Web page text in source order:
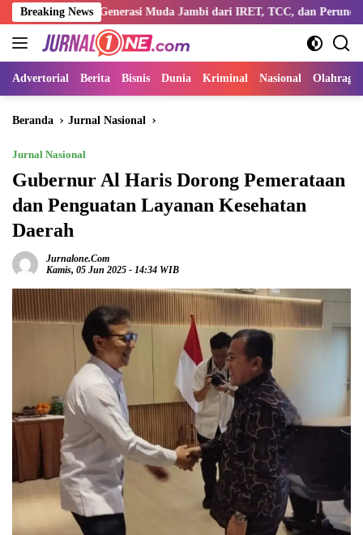
Langsung
ke
konten
Breaking News
Generasi Muda Jambi dari IRET, TCC, dan Perundungan
Advertorial Berita Bisnis Dunia Kriminal Nasional Olahraga
Beranda Jurnal Nasional
Jurnal Nasional
Gubernur Al Haris Dorong Pemerataan
dan Penguatan Layanan Kesehatan
Daerah
Jurnalone.com
Kamis, 05 Jun 2025 - 14:34 WIB